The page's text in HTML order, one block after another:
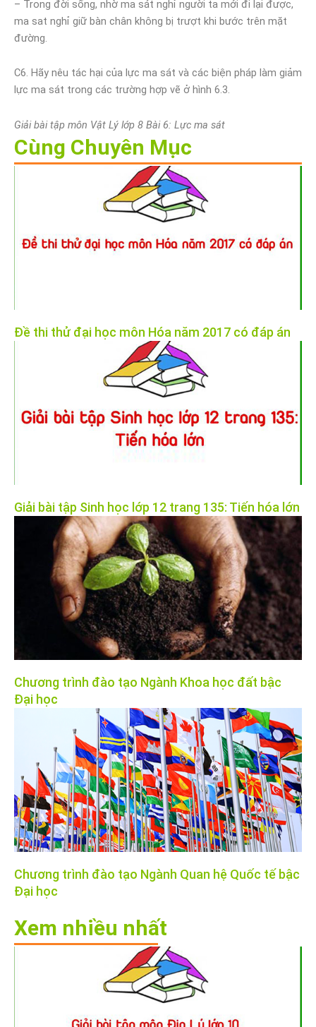
– Trong đời sống, nhờ ma sát nghỉ người ta mới đi lại được,
ma sat nghỉ giữ bàn chân không bị trượt khi bước trên mặt
đường.
C6. Hãy nêu tác hại của lực ma sát và các biện pháp làm giảm
lực ma sát trong các trường hợp vẽ ở hình 6.3.
Giải bài tập môn Vật Lý lớp 8 Bài 6: Lực ma sát
Cùng Chuyên Mục
Đề thi thử đại học môn Hóa năm 2017 có đáp án
Giải bài tập Sinh học lớp 12 trang 135: Tiến hóa lớn
Chương trình đào tạo Ngành Khoa học đất bậc
Đại học
Chương trình đào tạo Ngành Quan hệ Quốc tế bậc
Đại học
Xem nhiều nhất